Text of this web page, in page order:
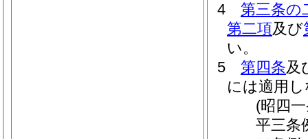
4
第三条の
第二項及び
い。
5
第四条及
には適用
(昭四
平三条